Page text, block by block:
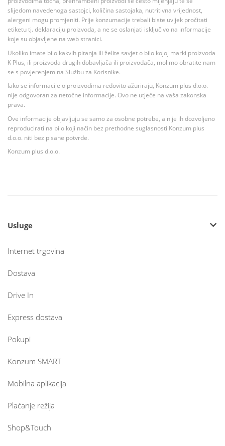
slijedom navedenoga sastojci, količina sastojaka, nutritivna vrijednost,
alergeni mogu promjeniti. Prije konzumacije trebali biste uvijek pročitati
etiketu tj. deklaraciju proizvoda, a ne se oslanjati isključivo na informacije
koje su objavljene na web stranici.
Ukoliko imate bilo kakvih pitanja ili želite savjet o bilo kojoj marki proizvoda
K Plus, ili proizvoda drugih dobavljača ili proizvođača, molimo obratite nam
se s povjerenjem na Službu za Korisnike.
Iako se informacije o proizvodima redovito ažuriraju, Konzum plus d.o.o.
nije odgovoran za netočne informacije. Ovo ne utječe na vaša zakonska
prava.
Ove informacije objavljuju se samo za osobne potrebe, a nije ih dozvoljeno
reproducirati na bilo koji način bez prethodne suglasnosti Konzum plus
d.o.o. niti bez pisane potvrde.
Konzum plus d.o.o.
Usluge
Internet trgovina
Dostava
Drive In
Express dostava
Pokupi
Konzum SMART
Mobilna aplikacija
Plaćanje režija
Shop&Touch